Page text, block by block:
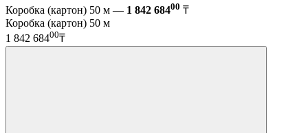
Коробка (картон) 50 м — 1 842 68400 ₸
Коробка (картон) 50 м
1 842 68400₸